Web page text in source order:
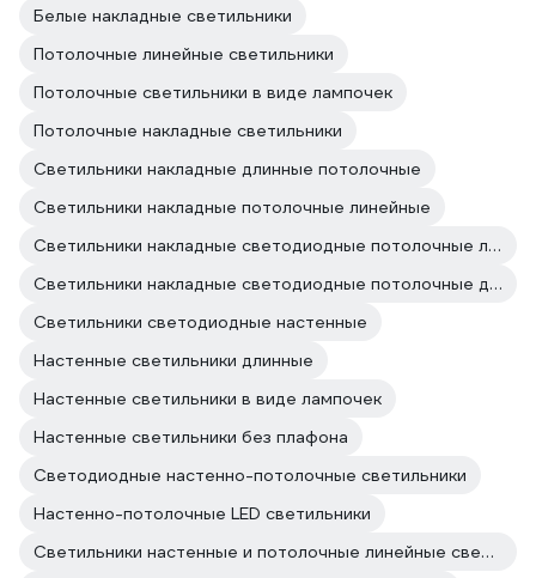
Белые накладные светильники
Потолочные линейные светильники
Потолочные светильники в виде лампочек
Потолочные накладные светильники
Светильники накладные длинные потолочные
Светильники накладные потолочные линейные
Светильники накладные светодиодные потолочные линейные
Светильники накладные светодиодные потолочные длинные
Светильники светодиодные настенные
Настенные светильники длинные
Настенные светильники в виде лампочек
Настенные светильники без плафона
Светодиодные настенно-потолочные светильники
Настенно-потолочные LED светильники
Светильники настенные и потолочные линейные светодиодные